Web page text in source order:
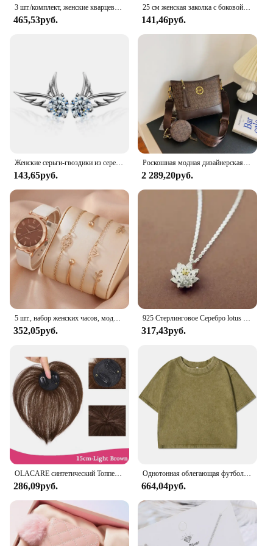
3 шт./комплект, женские кварцевые часы с кожаным ремешком
465,53руб.
25 см женская заколка с боковой челкой, натуральная толстая матовая челка для наращивания волос на лбу, черная, коричневая, светлая челка, парик с бахромой, шиньоны
141,46руб.
143,65руб.
Роскошная модная дизайнерская женская сумка IMJK, ручные сумки, наплечный мессенджер, наклонная сумка на плечо, вечерние квадратные сумки
2 289,20руб.
352,05руб. 317,43руб.
286,09руб.
Однотонная облегающая футболка с эффектом потертости, женские модные мягкие хлопковые футболки, повседневная спортивная крутая ретро одежда с коротким рукавом для женщин
664,04руб.